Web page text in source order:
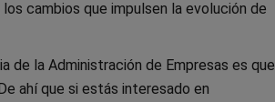
cambios que impulsen la evolución de
de la Administración de Empresas es que
ahí que si estás interesado en